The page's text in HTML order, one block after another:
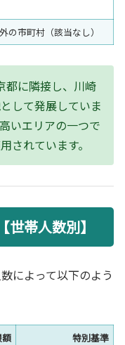
の市町村（該当なし）
都に隣接し、川崎
して発展していま
いエリアの一つで
されています。
帯人数別】
によって以下のよう
特別基準